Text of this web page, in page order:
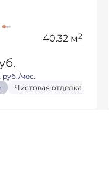
в августе Чистовая
40.32 м2
руб./мес.
Чистовая отделка